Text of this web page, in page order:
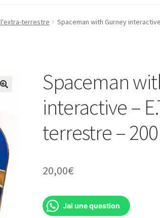
l'extra-terrestre Spaceman with Gurney
Spaceman
interactive –
terrestre –
20,00€
Jai une question